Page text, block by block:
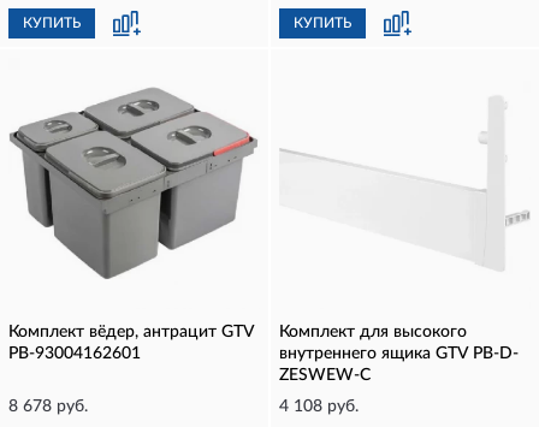
КУПИТЬ КУПИТЬ
Комплект вёдер, антрацит GTV
PB-93004162601
8 678 руб.
Комплект для высокого
внутреннего ящика GTV PB-D-
ZESWEW-C
4 108 руб.